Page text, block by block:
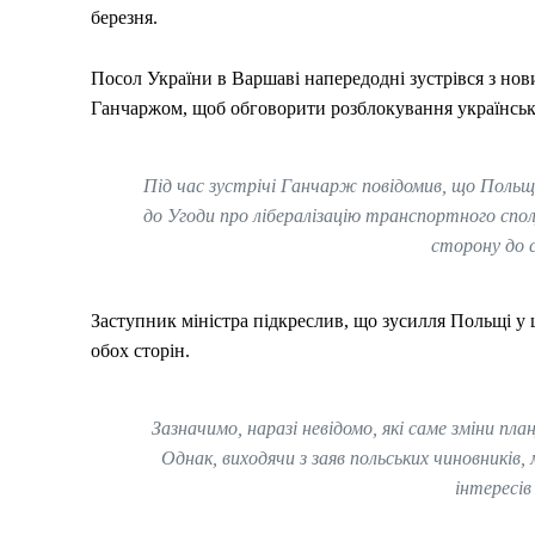
березня.
Посол України в Варшаві напередодні зустрівся з
Ганчаржом, щоб обговорити розблокування
Під час зустрічі Ганчарж повідомив, що
до Угоди про лібералізацію транспортного
сторону до
Заступник міністра підкреслив, що зусилля Польщі
обох сторін.
Зазначимо, наразі невідомо, які саме зміни
Однак, виходячи з заяв польських